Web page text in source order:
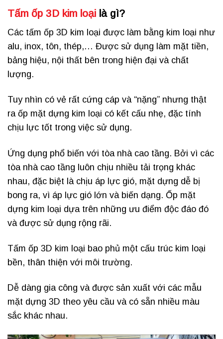
Tấm ốp 3D kim loại là gì?
Các tấm ốp 3D kim loại được làm bằng kim loại như
alu, inox, tôn, thép,… Được sử dụng làm mặt tiền,
bảng hiệu, nội thất bên trong hiện đại và chất
lượng.
Tuy nhìn có vẻ rất cứng cáp và “nặng” nhưng thật
ra ốp mặt dựng kim loại có kết cấu nhẹ, đặc tính
chịu lực tốt trong việc sử dụng.
Ứng dụng phổ biến với tòa nhà cao tầng. Bởi vì các
tòa nhà cao tầng luôn chịu nhiều tải trọng khác
nhau, đặc biệt là chịu áp lực gió, mặt dựng dễ bị
bong ra, vì áp lực gió lớn và biến dạng. Ốp mặt
dựng kim loại dựa trên những ưu điểm độc đáo đó
và được sử dụng rộng rãi.
Tấm ốp 3D kim loại bao phủ một cấu trúc kim loại
bền, thân thiện với môi trường.
Dễ dàng gia công và được sản xuất với các mẫu
mặt dựng 3D theo yêu cầu và có sẵn nhiều màu
sắc khác nhau.